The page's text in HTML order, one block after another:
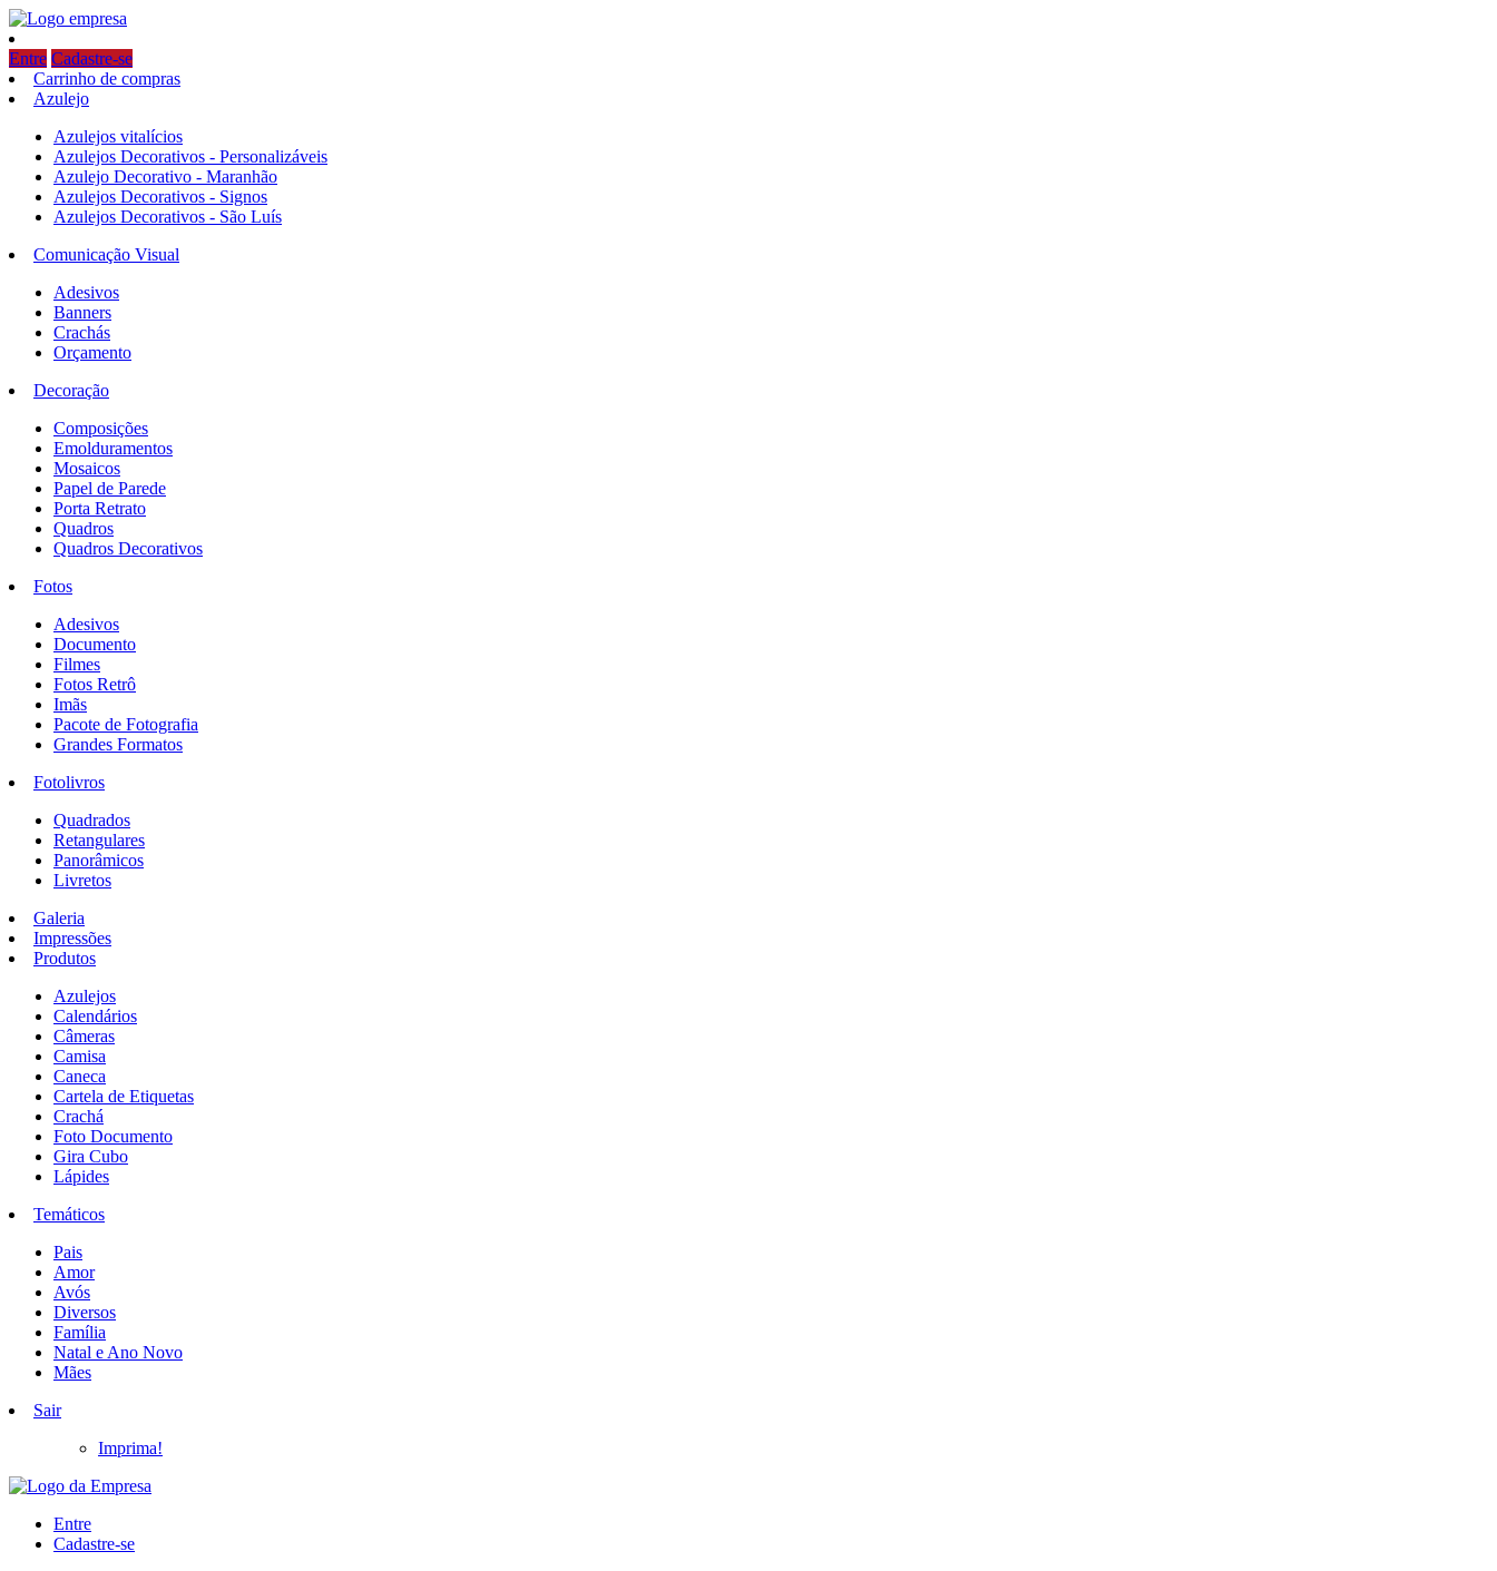
Entre Cadastre-se
Carrinho de compras
Azulejo
Azulejos vitalícios
Azulejos Decorativos - Personalizáveis
Azulejo Decorativo - Maranhão
Azulejos Decorativos - Signos
Azulejos Decorativos - São Luís
Comunicação Visual
Adesivos
Banners
Crachás
Orçamento
Decoração
Composições
Emolduramentos
Mosaicos
Papel de Parede
Porta Retrato
Quadros
Quadros Decorativos
Fotos
Adesivos
Documento
Filmes
Fotos Retrô
Imãs
Pacote de Fotografia
Grandes Formatos
Fotolivros
Quadrados
Retangulares
Panorâmicos
Livretos
Galeria
Impressões
Produtos
Azulejos
Calendários
Câmeras
Camisa
Caneca
Cartela de Etiquetas
Crachá
Foto Documento
Gira Cubo
Lápides
Temáticos
Pais
Amor
Avós
Diversos
Família
Natal e Ano Novo
Mães
Sair
Imprima!
Entre
Cadastre-se